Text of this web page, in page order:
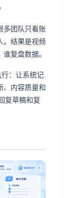
多团队只看账
。结果是视频
复盘数据。
：让系统记
、内容质量和
复草稿和复